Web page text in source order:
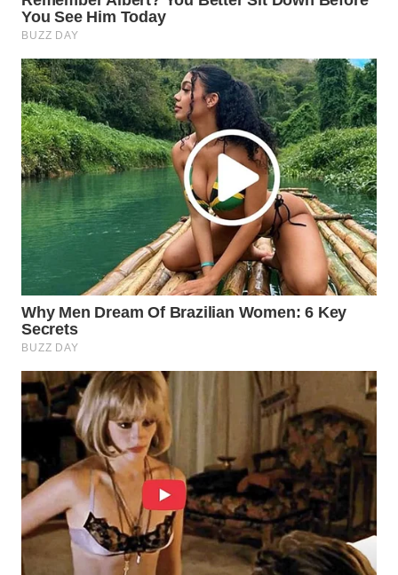
WN
TANGERANG
WN
BINJAI
WN
CIREBON
WN
INDRAMAYU
WN
KUNINGAN
WN
WN
SUBANG
WN
SUKABUMI
WN
PURWAKARTA